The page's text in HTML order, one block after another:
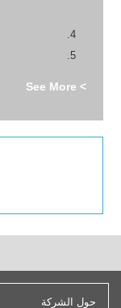
> See More
حول الشركة